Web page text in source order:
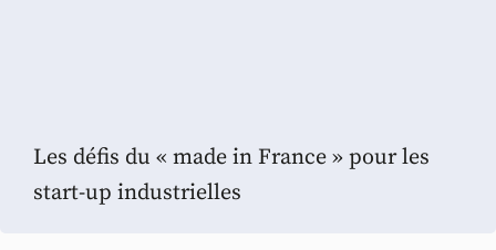
Les défis du « made in France » pour les
start-up industrielles